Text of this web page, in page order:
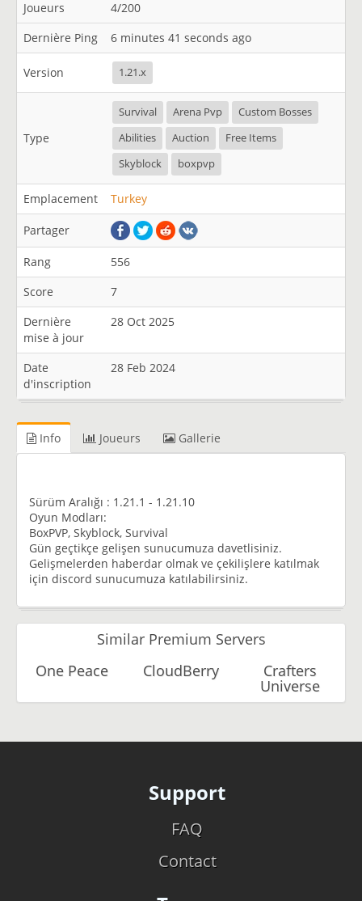
Joueurs
4/200
Dernière Ping
6 minutes 41 seconds ago
Version 1.21.x
Type
Survival Arena Pvp
Custom Bosses
Abilities
Auction
Free Items
Skyblock
boxpvp
Emplacement Turkey
Partager
Rang
556
Score
7
Dernière
mise à jour
28 Oct 2025
Date
d'inscription
28 Feb 2024
Info Joueurs Gallerie
Sürüm Aralığı : 1.21.1 - 1.21.10
Oyun Modları:
BoxPVP, Skyblock, Survival
Gün geçtikçe gelişen sunucumuza davetlisiniz.
Gelişmelerden haberdar olmak ve çekilişlere katılmak
için discord sunucumuza katılabilirsiniz.
Similar Premium Servers
One Peace
CloudBerry Crafters
Universe
Support
FAQ
Contact